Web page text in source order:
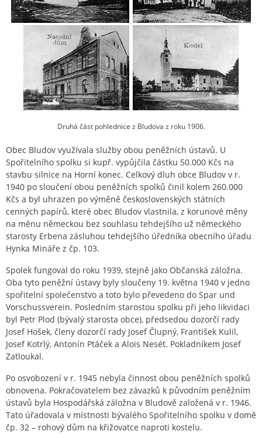
Druhá část pohlednice z Bludova z roku 1906.
Obec Bludov využívala služby obou peněžních ústavů. U
Spořitelního spolku si kupř. vypůjčila částku 50.000 Kčs na
stavbu silnice na Horní konec. Celkový dluh obce Bludov v r.
1940 po sloučení obou peněžních spolků činil kolem 260.000
Kčs a byl uhrazen po výměně československých státních
cenných papírů, které obec Bludov vlastnila, z korunové měny
na měnu německou bez souhlasu tehdejšího už německého
starosty Erbena zásluhou tehdejšího úředníka obecního úřadu
Hynka Mináře z čp. 103.
Spolek fungoval do roku 1939, stejně jako Občanská záložna.
Oba tyto peněžní ústavy byly sloučeny 19. května 1940 v jedno
spořitelní společenstvo a toto bylo převedeno do Spar und
Vorschussverein. Posledním starostou spolku při jeho likvidaci
byl Petr Plod (bývalý starosta obce), předsedou dozorčí rady
Josef Hošek, členy dozorčí rady Josef Člupný, František Kulil,
Josef Kotrlý, Antonín Ptáček a Alois Nesét. Pokladníkem Josef
Zatloukal.
Po osvobození v r. 1945 nebyla činnost obou peněžních spolků
obnovena. Pokračovatelem bez závazků k původním peněžním
ústavů byla Hospodářská záložna v Bludově založená v r. 1946.
Tato úřadovala v místnosti bývalého Spořitelního spolku v domě
čp. 32 – rohový dům na křižovatce naproti kostelu.